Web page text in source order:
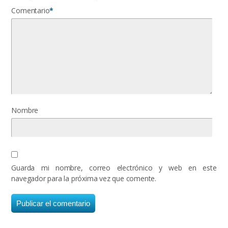
Comentario*
Nombre
Guarda mi nombre, correo electrónico y web en este
navegador para la próxima vez que comente.